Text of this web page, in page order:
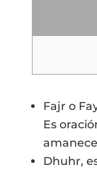
Fajr o
Es
Dhuhr,